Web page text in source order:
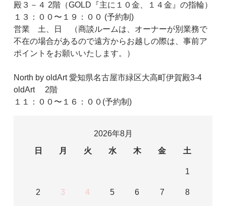
殿３－４ 2階（GOLD『主に１０金、１４金』の指輪）
１３：００〜１９：００ (予約制)
営業 土、日 （商談ルームは、オーナーが別業務で
不在の場合があるので遠方からお越しの際は、事前ア
ポイントをお願いいたします。）
North by oldArt 愛知県名古屋市緑区大高町伊賀殿3-4
oldArt 2階
１１：００〜１６：００(予約制)
2026年8月
日
月 火 水 木 金 土
1
2 3 4 5 6 7 8